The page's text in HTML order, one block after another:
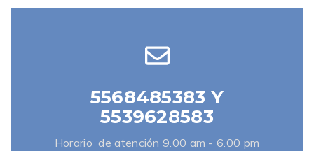
5568485383 Y
5539628583
Horario de atención 9.00 am - 6.00 pm